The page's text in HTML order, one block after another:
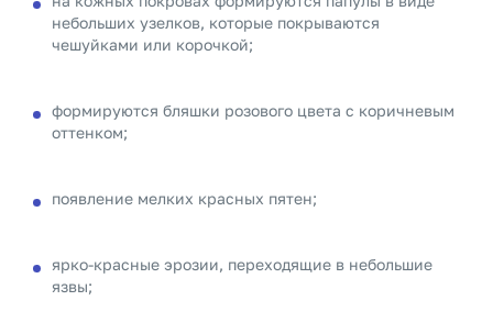
небольших узелков, которые покрываются
чешуйками или корочкой;
формируются бляшки розового цвета с коричневым
оттенком;
появление мелких красных пятен;
ярко-красные эрозии, переходящие в небольшие
язвы;